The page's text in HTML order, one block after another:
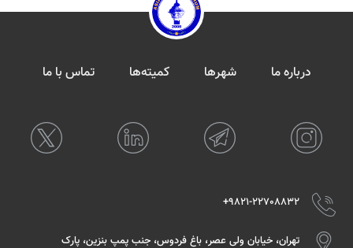
درباره ما شهرها کمیته‌ها تماس با ما
9821-22708832+
تهران، خیابان ولی عصر، باغ فردوس، جنب پمپ بنزین، پارک